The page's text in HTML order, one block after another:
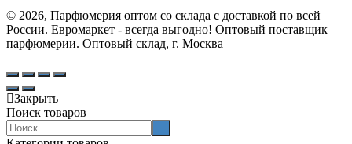
© 2026, Парфюмерия оптом со склада с доставкой по всей
России. Евромаркет - всегда выгодно! Оптовый поставщик
парфюмерии. Оптовый склад, г. Москва
Закрыть
Поиск товаров
Search
products: